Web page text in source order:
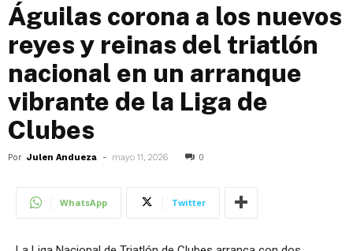
Águilas corona a los nuevos
reyes y reinas del triatlón
nacional en un arranque
vibrante de la Liga de
Clubes
Por Julen Andueza - mayo 11, 2026 0
WhatsApp Twitter